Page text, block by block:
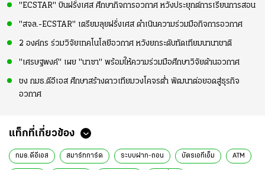
"ECSTAR" บินฝรั่งเศส ศึกษากิจการอวกาศ หวังประยุกต์การเรียนการสอน
"สจล.-ECSTAR" เตรียมลุยฝรั่งเศส ดำเนินความร่วมมือกิจการอวกาศ
2 องค์กร ร่วมวิจัยเทคโนโลยีอวกาศ หวังยกระดับทัดเทียมนานาชาติ
"เศรษฐพงค์" เผย "นาซา" พร้อมให้ความร่วมมือศึกษาวิจัยด้านอวกาศ
ชง กมธ.ดีอีเอส ศึกษาสร้างดาวเทียมวงโคจรต่ำ พัฒนาต่อยอดสู่ธุรกิจ
อวกาศ
แท็กที่เกี่ยวข้อง
กมธ.ดีอีเอส สมาร์ทการ์ด ระบบฝาก-ถอน บัตรเอทีเอ็ม ATM